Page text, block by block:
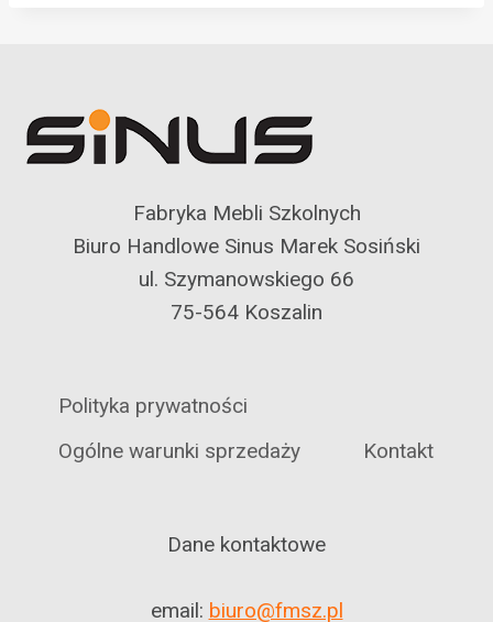
Fabryka Mebli Szkolnych
Biuro Handlowe Sinus Marek Sosiński
ul. Szymanowskiego 66
75-564 Koszalin
Polityka prywatności
Ogólne warunki sprzedaży
Kontakt
Dane kontaktowe
email: biuro@fmsz.pl